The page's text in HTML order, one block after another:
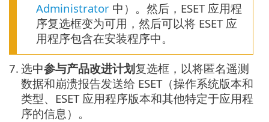
Administrator 中）。然后，ESET 应用程
序复选框变为可用，然后可以将 ESET 应
用程序包含在安装程序中。
7. 选中参与产品改进计划复选框，以将匿名遥测
数据和崩溃报告发送给 ESET（操作系统版本和
类型、ESET 应用程序版本和其他特定于应用程
序的信息）。